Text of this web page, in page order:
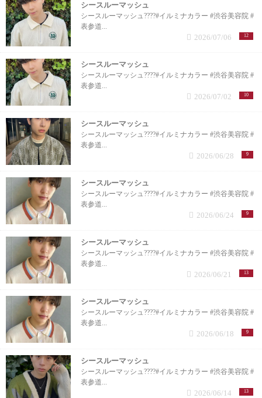
シースルーマッシュ
シースルーマッシュ????#イルミナカラー #渋谷美容院 #
表参道...
12
2026/07/06
シースルーマッシュ
シースルーマッシュ????#イルミナカラー #渋谷美容院 #
表参道...
10
2026/07/02
シースルーマッシュ
シースルーマッシュ????#イルミナカラー #渋谷美容院 #
表参道...
9
2026/06/28
シースルーマッシュ
シースルーマッシュ????#イルミナカラー #渋谷美容院 #
表参道...
9
2026/06/24
シースルーマッシュ
シースルーマッシュ????#イルミナカラー #渋谷美容院 #
表参道...
13
2026/06/21
シースルーマッシュ
シースルーマッシュ????#イルミナカラー #渋谷美容院 #
表参道...
9
2026/06/18
シースルーマッシュ
シースルーマッシュ????#イルミナカラー #渋谷美容院 #
表参道...
13
2026/06/14